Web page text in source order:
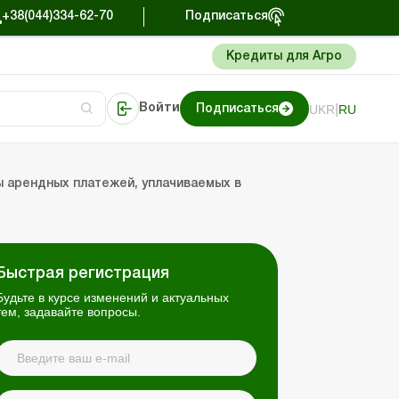
+38(044)334-62-70 Подписаться
Кредиты для Агро
Войти Подписаться UKR RU
платежей, уплачиваемых в
регистрация
в курсе изменений и актуальных
задавайте вопросы.